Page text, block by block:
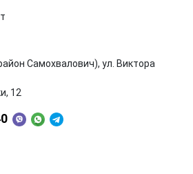
Самохвалович), ул. Виктора
12